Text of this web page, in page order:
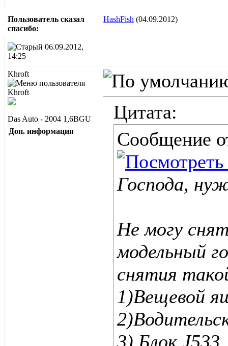
Пользователь сказал
cпасибо:
HashFish (04.09.2012)
06.09.2012,
14:25
Khroft
Das Auto - 2004 1,6BGU
Доп. информация
Цитата:
Сообщение
Господа,
Не могу
модельный
снятия
1)Вещевой
3) Блок J533